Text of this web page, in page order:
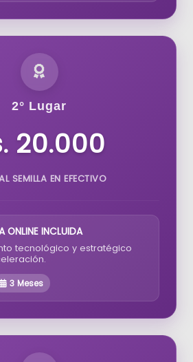
2° Lugar
20.000
SEMILLA EN EFECTIVO
ONLINE INCLUIDA
tecnológico y estratégico
3 Meses